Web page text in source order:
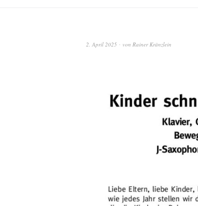
2. April 2025 von Rainer Kränzlein